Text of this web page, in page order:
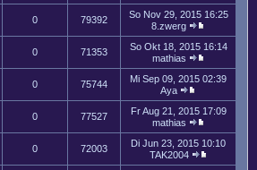
0 79392
So Nov 29, 2015 16:25
8.zwerg
0 71353
So Okt 18, 2015 16:14
mathias
0 75744
Mi Sep 09, 2015 02:39
Aya
0 77527
Fr Aug 21, 2015 17:09
mathias
0 72003
Di Jun 23, 2015 10:10
TAK2004